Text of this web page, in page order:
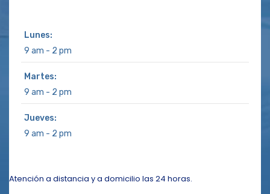
Lunes:
9 am - 2 pm
Martes:
9 am - 2 pm
Jueves:
9 am - 2 pm
Atención a distancia y a domicilio las 24 horas.